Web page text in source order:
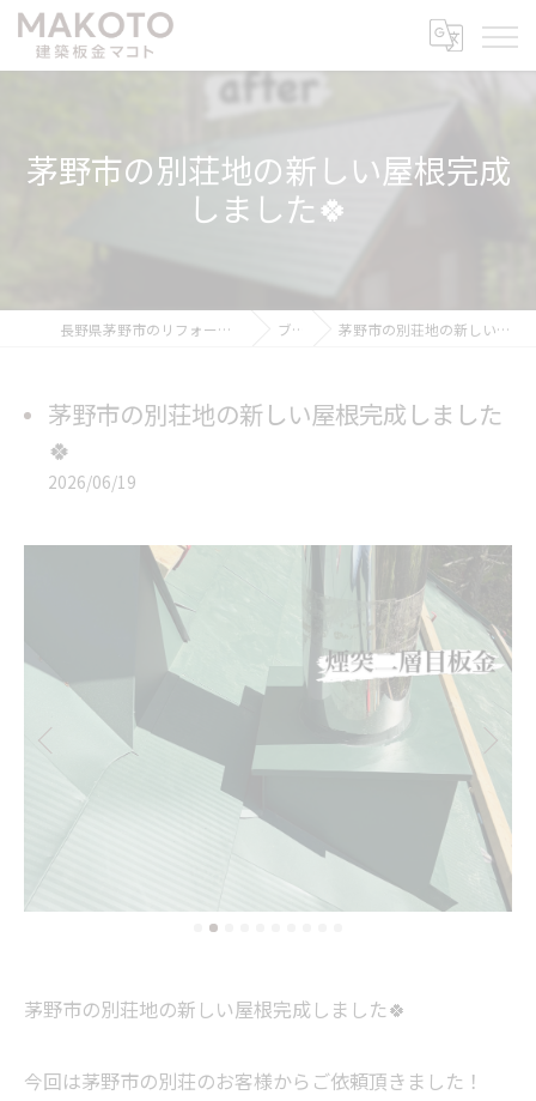
茅野市の別荘地の新しい屋根完成
しました🍀
長野県茅野市のリフォームなら建築板金マコト ブログ 茅野市の別荘地の新しい屋根完成しました🍀
茅野市の別荘地の新しい屋根完成しました
🍀
2026/06/19
茅野市の別荘地の新しい屋根完成しました🍀
今回は茅野市の別荘のお客様からご依頼頂きました！